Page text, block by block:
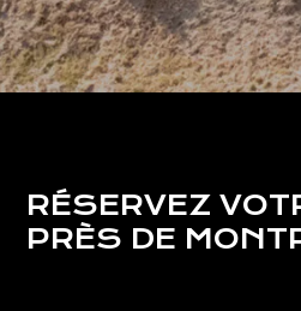
RÉSERVEZ
PRÈS DE